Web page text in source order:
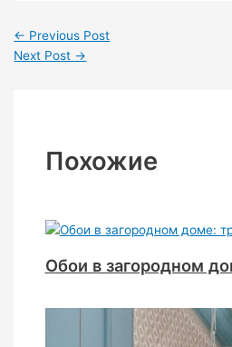
← Previous Post
Next Post →
Похожие
Обои в загородном